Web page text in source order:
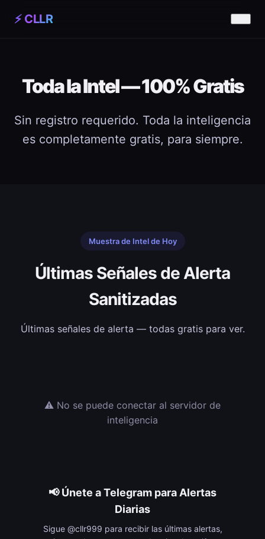
⚡ CLLR
Toda la Intel — 100% Gratis
Sin registro requerido. Toda la inteligencia
es completamente gratis, para siempre.
Muestra de Intel de Hoy
Últimas Señales de Alerta
Sanitizadas
Últimas señales de alerta — todas gratis para ver.
⚠️ No se puede conectar al servidor de
inteligencia
📢 Únete a Telegram para Alertas
Diarias
Sigue @cllr999 para recibir las últimas alertas,